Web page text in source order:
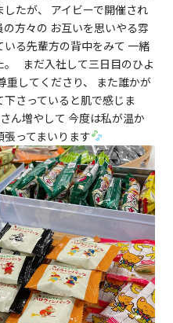
たが、 アイビーで開催され
方々の お互いを思いやる雰
る先輩方の背中をみて 一緒
。 まだ入社して三日目のひよ
重してくださり、 また誰かが
さっていると肌で感じま
ん増やして 今度は私が温か
ってまいります